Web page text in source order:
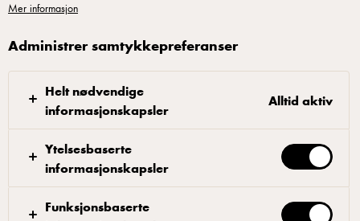
Arla Foods A/S, Sandakerveien 138, 0484 Oslo, tel.: +47 2314 1860
Cookie politik
Personvernerklæring |Vilkår for bruk
for informasjonskapsler igjen
Mer informasjon
Administrer samtykkepreferanser
Helt nødvendige
informasjonskapsler
Alltid aktiv
Ytelsesbaserte
informasjonskapsler
Funksjonsbaserte